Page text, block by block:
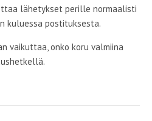
lähetykset perille normaalisti
kuluessa postituksesta.
vaikuttaa, onko koru valmiina